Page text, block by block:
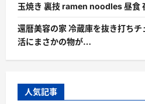
玉焼き 裏技 ramen noodles 昼食
還暦美容の家 冷蔵庫を抜き打ち
活にまさかの物が…
人気記事